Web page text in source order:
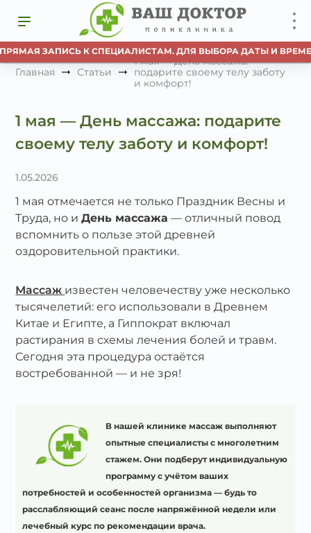
ЗАПИСЬ К СПЕЦИАЛИСТАМ. ДЛЯ ВЫБОРА ДАТЫ И
Главная Статьи
1 мая — День массажа:
подарите своему телу заботу
и комфорт!
1 мая — День массажа: подарите
своему телу заботу и комфорт!
1.05.2026
1 мая отмечается не только Праздник Весны и
Труда, но иДень массажа — отличный повод
вспомнить о пользе этой древней
оздоровительной практики.
Массаж известен человечеству уже несколько
тысячелетий: его использовали в Древнем
Китае и Египте, а Гиппократ включал
растирания в схемы лечения болей и травм.
Сегодня эта процедура остаётся
востребованной — и не зря!
В нашей клинике массаж выполняют
опытные специалисты с многолетним
стажем. Они подберут индивидуальную
программу с учётом ваших
потребностей и особенностей организма — будь то
расслабляющий сеанс после напряжённой недели или
лечебный курс по рекомендации врача.